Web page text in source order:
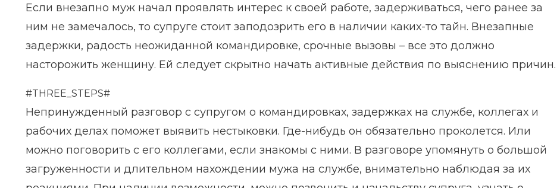
Если внезапно муж начал проявлять интерес к своей работе, задерживаться, чего ранее за
ним не замечалось, то супруге стоит заподозрить его в наличии каких-то тайн. Внезапные
задержки, радость неожиданной командировке, срочные вызовы – все это должно
насторожить женщину. Ей следует скрытно начать активные действия по выяснению причин.
#THREE_STEPS#
Непринужденный разговор с супругом о командировках, задержках на службе, коллегах и
рабочих делах поможет выявить нестыковки. Где-нибудь он обязательно проколется. Или
можно поговорить с его коллегами, если знакомы с ними. В разговоре упомянуть о большой
загруженности и длительном нахождении мужа на службе, внимательно наблюдая за их